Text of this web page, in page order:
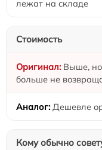
лежат на складе
Стоимость
Выше, но
больше не
Дешевле
Кому обычно